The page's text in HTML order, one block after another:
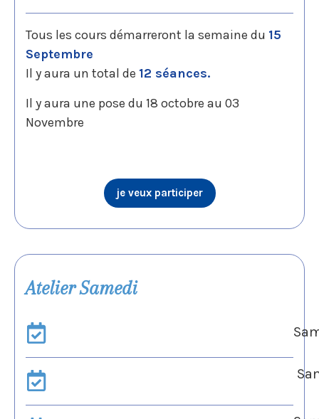
Tous les cours démarreront la semaine du 15
Septembre
Il y aura un total de 12 séances.
Il y aura une pose du 18 octobre au 03
Novembre
je veux participer
Atelier Samedi